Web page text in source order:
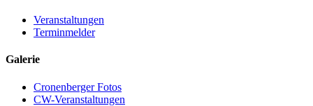
Veranstaltungen
Terminmelder
Galerie
Cronenberger Fotos
CW-Veranstaltungen